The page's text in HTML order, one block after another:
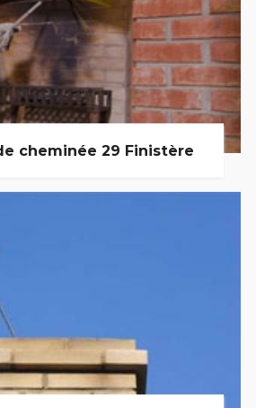
cheminée 29 Finistère